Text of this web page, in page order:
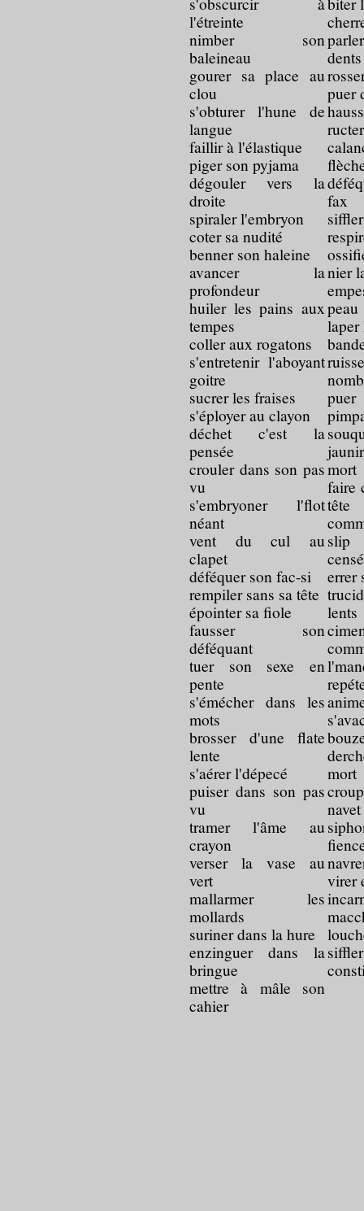
l'étreinte
nimber son
baleineau
gourer sa place au
clou
s'obturer l'hune de
langue
faillir à l'élastique
piger son pyjama
dégouler vers la
droite
spiraler l'embryon
coter sa nudité
benner son haleine
avancer la
profondeur
huiler les pains aux
tempes
coller aux rogatons
s'entretenir l'aboyant
goitre
sucrer les fraises
s'éployer au clayon
déchet c'est la
pensée
crouler dans son pas
vu
s'embryoner l'flot
néant
vent du cul au
clapet
déféquer son fac-si
rempiler sans sa tête
épointer sa fiole
fausser son
déféquant
tuer son sexe en
pente
s'émécher dans les
mots
brosser d'une flate
lente
s'aérer l'dépecé
puiser dans son pas
vu
tramer l'âme au
crayon
verser la vase au
vert
mallarmer les
mollards
suriner dans la hure
enzinguer dans la
bringue
mettre à mâle son
cahier
puer
fax
nier
peau
mort
faire
tête
slip
errer
lents
mort
virer